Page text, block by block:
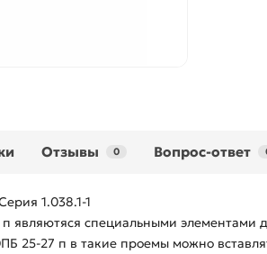
Отзывы 0 Вопрос-ответ
1.038.1-1
являютяся специальными
25-27 п в такие проемы можно